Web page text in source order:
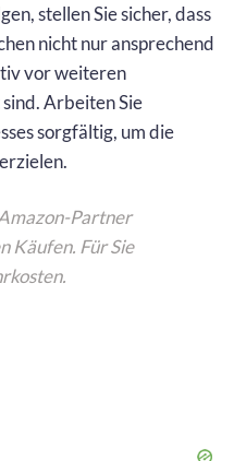
stellen Sie sicher, dass
nicht nur ansprechend
vor weiteren
Arbeiten Sie
sorgfältig, um die
Partner
Käufen. Für Sie